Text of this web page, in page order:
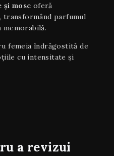
și mosc oferă
parfumul
femeia îndrăgostită de
cu intensitate și
a revizui